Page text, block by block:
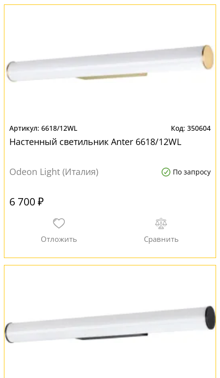
6618/12WL 350604
Настенный светильник Anter 6618/12WL
Odeon Light (Италия) По запросу
6 700 ₽